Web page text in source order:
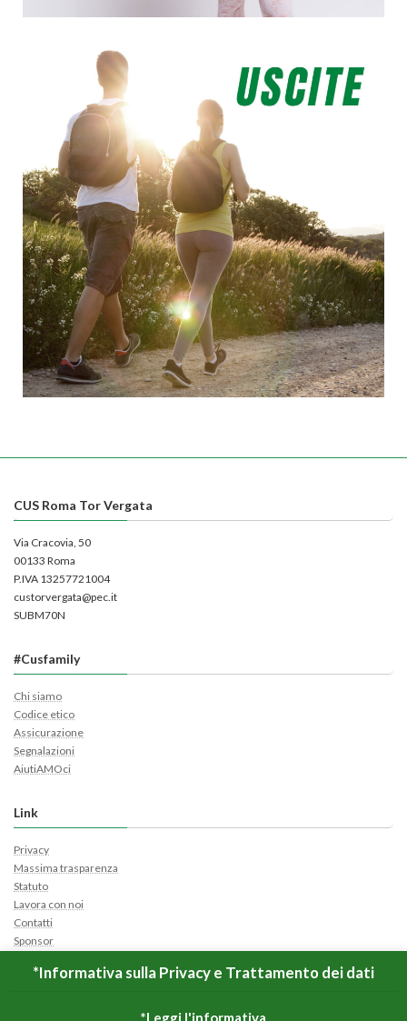
CUS Roma Tor Vergata
Via Cracovia, 50
00133 Roma
P.IVA 13257721004
custorvergata@pec.it
SUBM70N
#Cusfamily
Chi siamo
Codice etico
Assicurazione
Segnalazioni
AiutiAMOci
Link
Privacy
Massima trasparenza
Statuto
Lavora con noi
Contatti
Sponsor
Apri Ticket
*Informativa sulla Privacy e Trattamento dei dati
*Leggi l'informativa